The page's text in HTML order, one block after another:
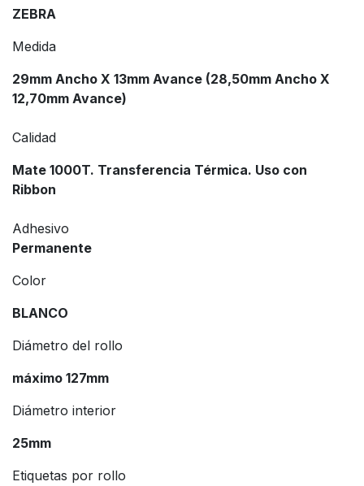
ZEBRA
Medida
29mm Ancho X 13mm Avance (28,50mm Ancho X
12,70mm Avance)
Calidad
Mate 1000T. Transferencia Térmica. Uso con
Ribbon
Adhesivo
Permanente
Color
BLANCO
Diámetro del rollo
máximo 127mm
Diámetro interior
25mm
Etiquetas por rollo